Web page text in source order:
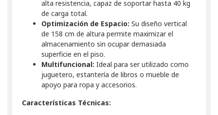
alta resistencia, capaz de soportar hasta 40 kg
de carga total.
Optimización de Espacio: Su diseño vertical
de 158 cm de altura permite maximizar el
almacenamiento sin ocupar demasiada
superficie en el piso.
Multifuncional: Ideal para ser utilizado como
juguetero, estantería de libros o mueble de
apoyo para ropa y accesorios.
Características Técnicas: